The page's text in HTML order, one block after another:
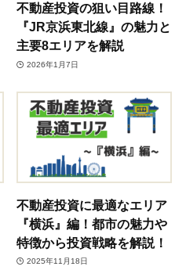
不動産投資の狙い目路線！
『JR京浜東北線』の魅力と
主要8エリアを解説
2026年1月7日
不動産投資に最適なエリア
『横浜』編！都市の魅力や
特徴から投資戦略を解説！
2025年11月18日